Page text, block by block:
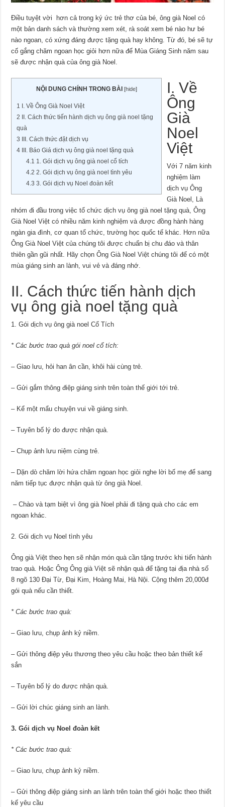
Điều tuyệt vời hơn cả trong ký ức trẻ thơ của bé, ông già Noel có
một bản danh sách và thường xem xét, rà soát xem bé nào hư bé
nào ngoan, có xứng đáng được tặng quà hay không. Từ đó, bé sẽ tự
cố gắng chăm ngoan học giỏi hơn nữa để Mùa Giáng Sinh năm sau
sẽ được nhận quà của ông già Noel.
NỘI DUNG CHÍNH TRONG BÀI [hide]
1 I. Về Ông Già Noel Việt
2 II. Cách thức tiến hành dịch vụ ông già noel tặng
quà
3 III. Cách thức đặt dịch vụ
4 III. Báo Giá dịch vụ ông già noel tặng quà
4.1 1. Gói dịch vụ ông già noel cổ tích
4.2 2. Gói dịch vụ ông già noel tình yêu
4.3 3. Gói dịch vụ Noel đoàn kết
I. Về
Ông
Già
Noel
Việt
Với 7 năm kinh
nghiệm làm
dịch vụ Ông
Già Noel, Là
nhóm đi đầu trong việc tổ chức dịch vụ ông già noel tặng quà, Ông
Già Noel Việt có nhiều năm kinh nghiệm và được đồng hành hàng
ngàn gia đình, cơ quan tổ chức, trường học quốc tế khác. Hơn nữa
Ông Già Noel Việt của chúng tôi được chuẩn bị chu đáo và thân
thiên gần gũi nhất. Hãy chọn Ông Già Noel Việt chúng tôi để có một
mùa giáng sinh an lành, vui vẻ và đáng nhớ.
II. Cách thức tiến hành dịch
vụ ông già noel tặng quà
1. Gói dịch vụ ông già noel Cổ Tích
* Các bước trao quà gói noel cổ tích:
– Giao lưu, hỏi han ân cần, khôi hài cùng trẻ.
– Gửi gắm thông điệp giáng sinh trên toàn thế giới tới trẻ.
– Kể một mẩu chuyện vui về giáng sinh.
– Tuyên bố lý do được nhận quà.
– Chụp ảnh lưu niệm cùng trẻ.
– Dặn dò chăm lời hứa chăm ngoan học giỏi nghe lời bố mẹ để sang
năm tiếp tục được nhận quà từ ông già Noel.
– Chào và tạm biệt vì ông già Noel phải đi tặng quà cho các em
ngoan khác.
2. Gói dịch vụ Noel tình yêu
Ông già Việt theo hẹn sẽ nhận món quà cần tặng trước khi tiến hành
trao quà. Hoặc Ông Ông già Việt sẽ nhận quà để tặng tại địa nhà số
8 ngõ 130 Đại Từ, Đại Kim, Hoàng Mai, Hà Nội. Cộng thêm 20,000đ
gói quà nếu cần thiết.
* Các bước trao quà:
– Giao lưu, chụp ảnh kỷ niềm.
– Gửi thông điệp yêu thương theo yêu cầu hoặc theo bản thiết kế
sắn
– Tuyên bố lý do được nhận quà.
– Gửi lời chúc giáng sinh an lành.
3. Gói dịch vụ Noel đoàn kết
* Các bước trao quà:
– Giao lưu, chụp ảnh kỷ niềm.
– Gửi thông điệp giáng sinh an lành trên toàn thế giới hoặc theo thiết
kế yêu cầu